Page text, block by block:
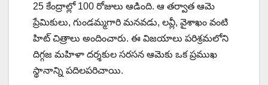
25 కేంద్రాల్లో 100 రోజులు ఆడింది. ఆ తర్వాత ఆమె
ప్రేమికులు, గుండమ్మగారి మనవడు, లవ్లీ, వైశాఖం వంటి
హిట్ చిత్రాలు అందించారు. ఈ విజయాలు పరిశ్రమలోని
దిగ్గజ మహిళా దర్శకుల సరసన ఆమెకు ఒక ప్రముఖ
స్థానాన్ని పదిలపరిచాయి.